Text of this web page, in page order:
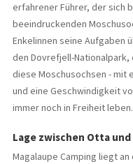
erfahrener Führer, der sich
beeindruckenden
Enkelinnen seine Aufgaben
den Dovrefjell-Nationalpark,
diese Moschusochsen - mit
und eine Geschwindigkeit
immer noch in Freiheit
Lage zwischen Otta
Magalaupe Camping liegt